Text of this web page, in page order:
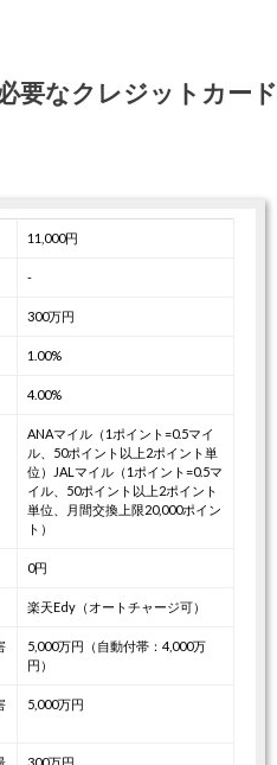
要なクレジットカード
11,000円
-
300万円
1.00%
4.00%
ANAマイル（1ポイント=0.5マイ
ル、50ポイント以上2ポイント単
位）
JALマイル（1ポイント=0.5マ
イル、50ポイント以上2ポイント
単位、月間交換上限20,000ポイン
ト）
0円
楽天Edy（オートチャージ可）
5,000万円（自動付帯：4,000万
円）
5,000万円
300万円